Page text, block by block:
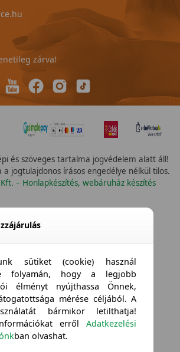
zárva!
és szöveges tartalma jogvédelem alatt áll!
a jogtulajdonos írásos engedélye nélkül tilos.
– Honlapkészítés, webáruház készítés
sütiket (cookie) használ
folyamán, hogy a legjobb
élményt nyújthassa Önnek,
mérése céljából. A
bármikor letilthatja!
errőlAdatkezelési
ban olvashat.